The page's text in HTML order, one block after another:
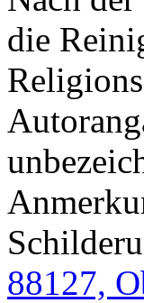
die
88127,